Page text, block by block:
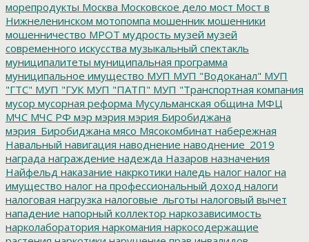
морепродукты Москва Московское дело мост Мост в
Нижнеленинском мотопомпа мошенник мошенники
мошенничество МРОТ мудрость музей музей
современного искусства музыкальный спектакль
муниципалитеты муниципальная программа
муниципальное имущество МУП МУП "Водоканал" МУП
"ГТС" МУП "ГУК МУП "ПАТП" МУП "Транспортная компания
мусор мусорная реформа Мусульманская община МФЦ
МЧС МЧС РФ мэр мэрия мэрия Биробиджана
мэрия_Биробиджана мясо Мясокомбинат набережная
Навальный навигация наводнение наводнение_2019
награда награждение надежда Назаров назначения
Найфельд наказание накркотики наледь налог налог на
имущество налог на профессиональный доход налоги
налоговая нагрузка налоговые_льготы налоговый вычет
нападение напорный коллектор наркозависимость
нарколаборатория наркомания наркосодержащие